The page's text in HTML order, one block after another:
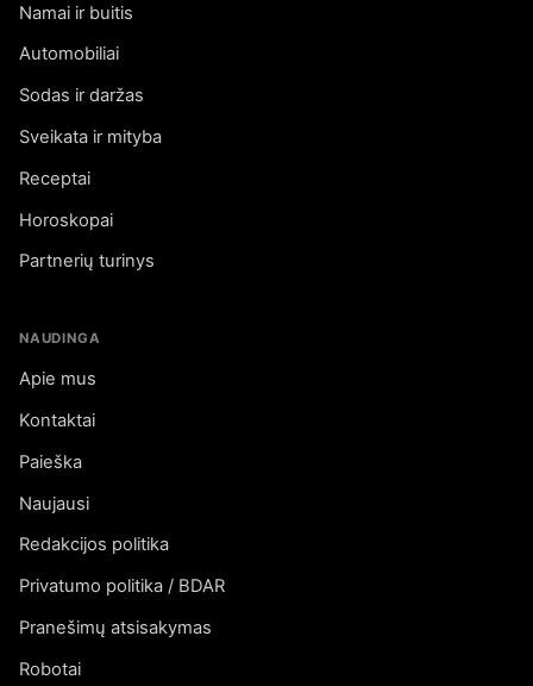
Namai ir buitis
Automobiliai
Sodas ir daržas
Sveikata ir mityba
Receptai
Horoskopai
Partnerių turinys
NAUDINGA
Apie mus
Kontaktai
Paieška
Naujausi
Redakcijos politika
Privatumo politika / BDAR
Pranešimų atsisakymas
Robotai